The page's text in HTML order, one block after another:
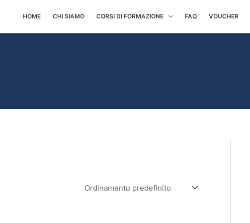
HOME CHI SIAMO CORSI DI FORMAZIONE FAQ VOUCHER